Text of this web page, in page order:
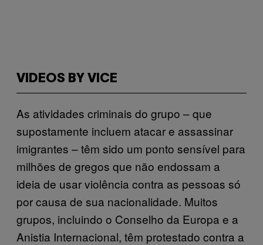
VIDEOS BY VICE
As atividades criminais do grupo – que
supostamente incluem atacar e assassinar
imigrantes – têm sido um ponto sensível para
milhões de gregos que não endossam a
ideia de usar violência contra as pessoas só
por causa de sua nacionalidade. Muitos
grupos, incluindo o Conselho da Europa e a
Anistia Internacional, têm protestado contra a